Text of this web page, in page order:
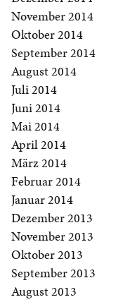
November 2014
Oktober 2014
September 2014
August 2014
Juli 2014
Juni 2014
Mai 2014
April 2014
März 2014
Februar 2014
Januar 2014
Dezember 2013
November 2013
Oktober 2013
September 2013
August 2013